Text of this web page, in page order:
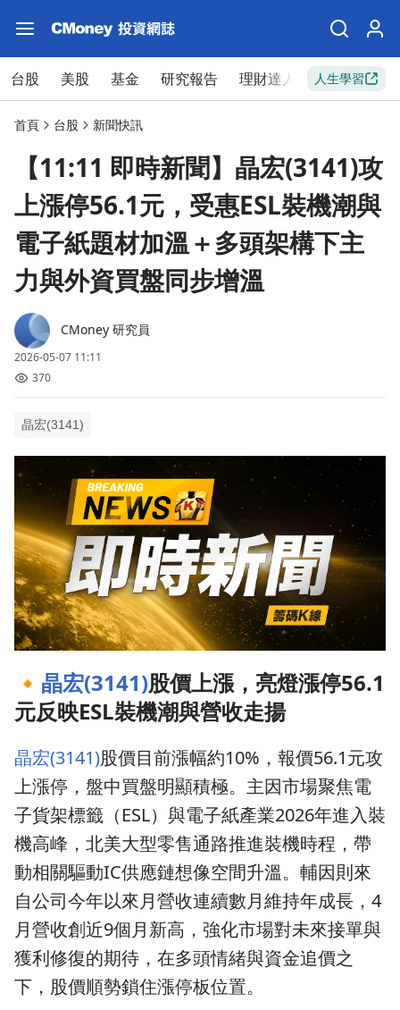
台股 美股 基金 研究報告 理財達人 新手入門
人生學習
首頁 台股 新聞快訊
【11:11 即時新聞】晶宏(3141)攻
上漲停56.1元，受惠ESL裝機潮與
電子紙題材加溫＋多頭架構下主
力與外資買盤同步增溫
CMoney 研究員
2026-05-07 11:11
370
晶宏(3141)
🔸 晶宏(3141)股價上漲，亮燈漲停56.1
元反映ESL裝機潮與營收走揚
晶宏(3141)股價目前漲幅約10%，報價56.1元攻
上漲停，盤中買盤明顯積極。主因市場聚焦電
子貨架標籤（ESL）與電子紙產業2026年進入裝
機高峰，北美大型零售通路推進裝機時程，帶
動相關驅動IC供應鏈想像空間升溫。輔因則來
自公司今年以來月營收連續數月維持年成長，4
月營收創近9個月新高，強化市場對未來接單與
獲利修復的期待，在多頭情緒與資金追價之
下，股價順勢鎖住漲停板位置。